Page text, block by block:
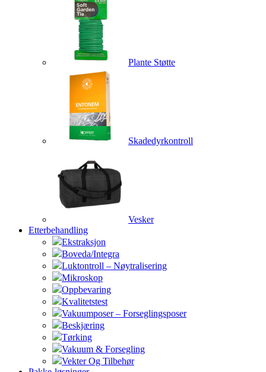
Plante Støtte
Skadedyrkontroll
Vesker
Etterbehandling
Ekstraksjon
Boveda/Integra
Luktontroll – Nøytralisering
Mikroskop
Oppbevaring
Kvalitetstest
Vakuumposer – Forseglingsposer
Beskjæring
Tørking
Vakuum & Forsegling
Vekter Og Tilbehør